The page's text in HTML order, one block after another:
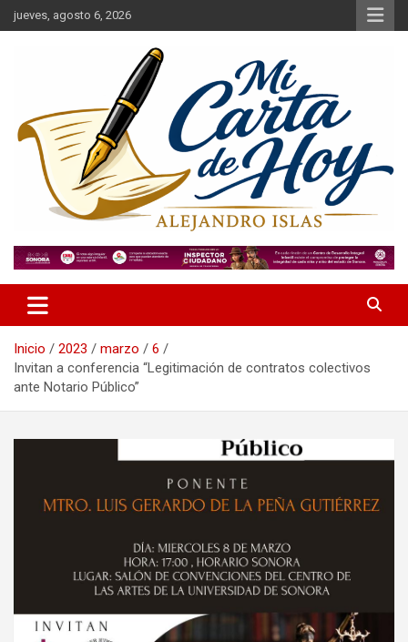
Saltar
al
jueves, agosto 6, 2026
Mi Carta de Hoy
Inicio 2023 marzo
6
Invitan a conferencia “Legitimación de contratos colectivos
ante Notario Público”